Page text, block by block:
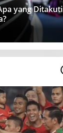
yang Ditakuti